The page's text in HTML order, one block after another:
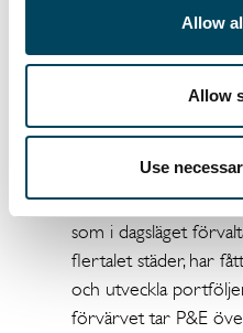
Allow
Allow
Use
i mitt liv som började
Fastighetsförvaltning
Regios etablerade
LAMP-modellen
Partner). P&E
som i dagsläget
flertalet städer, har
och utveckla
förvärvet tar P&E